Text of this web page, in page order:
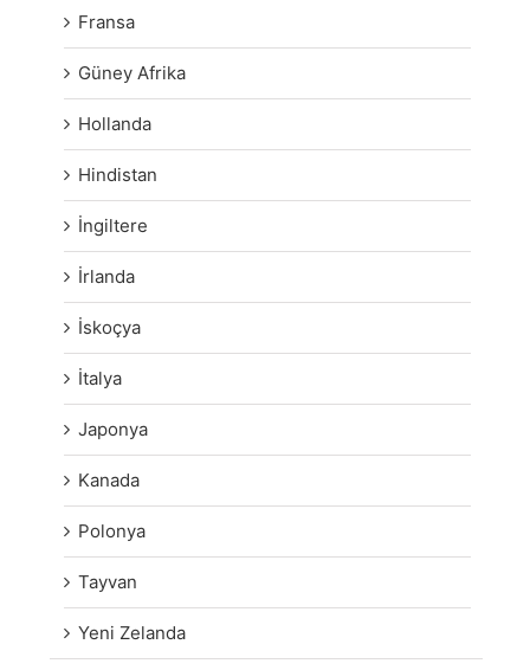
Fransa
Güney Afrika
Hollanda
Hindistan
İngiltere
İrlanda
İskoçya
İtalya
Japonya
Kanada
Polonya
Tayvan
Yeni Zelanda